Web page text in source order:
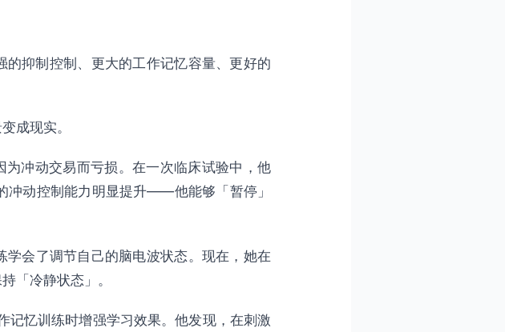
抑制控制、更大的工作记忆容量、更好的
成现实。
冲动交易而亏损。在一次临床试验中，他
冲动控制能力明显提升——他能够「暂停」
会了调节自己的脑电波状态。现在，她在
「冷静状态」。
记忆训练时增强学习效果。他发现，在刺激